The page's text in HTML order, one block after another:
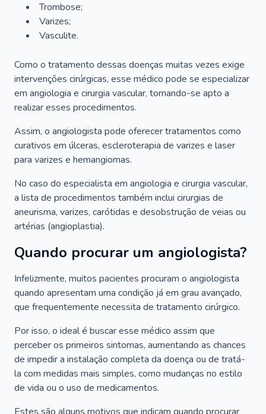
Trombose;
Varizes;
Vasculite.
Como o tratamento dessas doenças muitas vezes exige
intervenções cirúrgicas, esse médico pode se especializar
em angiologia e cirurgia vascular, tornando-se apto a
realizar esses procedimentos.
Assim, o angiologista pode oferecer tratamentos como
curativos em úlceras, escleroterapia de varizes e laser
para varizes e hemangiomas.
No caso do especialista em angiologia e cirurgia vascular,
a lista de procedimentos também inclui cirurgias de
aneurisma, varizes, carótidas e desobstrução de veias ou
artérias (angioplastia).
Quando procurar um angiologista?
Infelizmente, muitos pacientes procuram o angiologista
quando apresentam uma condição já em grau avançado,
que frequentemente necessita de tratamento cirúrgico.
Por isso, o ideal é buscar esse médico assim que
perceber os primeiros sintomas, aumentando as chances
de impedir a instalação completa da doença ou de tratá-
la com medidas mais simples, como mudanças no estilo
de vida ou o uso de medicamentos.